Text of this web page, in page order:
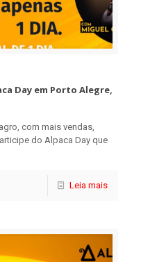
Day em Porto Alegre,
com mais vendas,
do Alpaca Day que
Leia mais